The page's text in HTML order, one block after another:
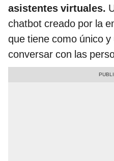
asistentes virtuales.
chatbot creado por la
que tiene como único
conversar con las